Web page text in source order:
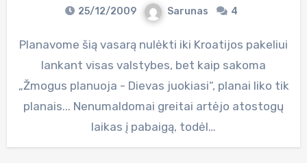
25/12/2009 Sarunas 4
Planavome šią vasarą nulėkti iki Kroatijos pakeliui
lankant visas valstybes, bet kaip sakoma
„Žmogus planuoja - Dievas juokiasi“, planai liko tik
planais... Nenumaldomai greitai artėjo atostogų
laikas į pabaigą, todėl…